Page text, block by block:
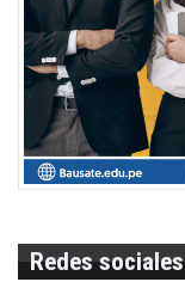
Redes sociales